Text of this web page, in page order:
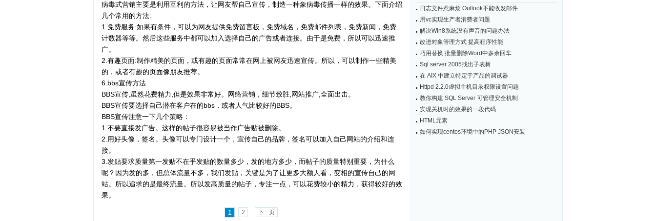
病毒式营销主要是利用互利的方法，让网友帮自己宣传，制造一种象病毒传播一样的效果。下面介绍
几个常用的方法:
1.免费服务:如果有条件，可以为网友提供免费留言板，免费域名，免费邮件列表，免费新闻，免费
计数器等等。然后这些服务中都可以加入选择自己的广告或者连接。由于是免费，所以可以迅速推
广。
2.有趣页面:制作精美的页面，或有趣的页面常常在网上被网友迅速宣传。所以，可以制作一些精美
的，或者有趣的页面像朋友推荐。
6.bbs宣传方法
BBS宣传,虽然花费精力,但是效果非常好。网络营销，细节致胜,网站推广,全面出击。
BBS宣传要选择自己潜在客户在的bbs，或者人气比较好的BBS。
BBS宣传注意一下几个策略：
1.不要直接发广告。这样的帖子很容易被当作广告贴被删除。
2.用好头像，签名。头像可以专门设计一个，宣传自己的品牌，签名可以加入自己网站的介绍和连
接。
3.发贴要求质量第一发贴不在乎发贴的数量多少，发的地方多少，而帖子的质量特别重要，为什么
呢？因为发的多，但总体流量不多，我们发贴，关键是为了让更多大额人看，变相的宣传自己的网
站。所以追求的是最终流量。所以发高质量的帖子，专注一点，可以花费较小的精力，获得较好的效
果。
1 2 下一页
日志文件惹麻烦 Outlook不能收发邮件
用vc实现生产者消费者问题
解决Win8系统没有声音的问题办法
改进对象管理方式 提高程序性能
巧用替换 批量删除Word中多余回车
Sql server 2005找出子表树
在 AIX 中建立特定于产品的调试器
Httpd 2.2.0虚拟主机目录权限设置问题
教你构建 SQL Server 可管理安全机制
实现关机时的效果的一段代码
HTML元素
如何实现centos环境中的PHP JSON安装